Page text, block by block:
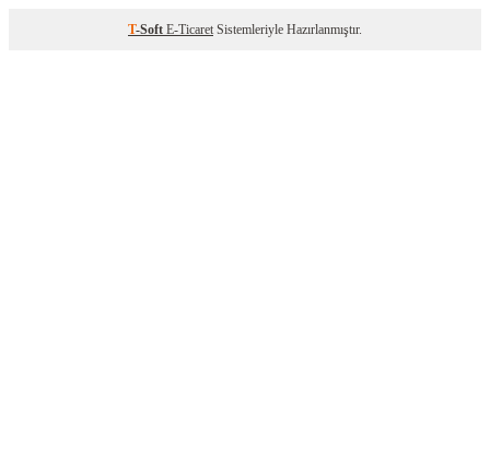
T-Soft E-Ticaret Sistemleriyle Hazırlanmıştır.